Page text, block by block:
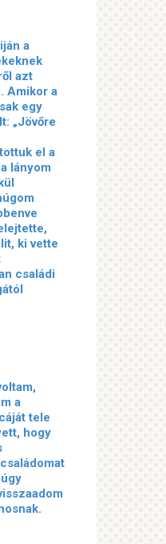
a
azt
Amikor a
egy
„Jövőre
el a
lányom
ki vette
családi
a
tele
hogy